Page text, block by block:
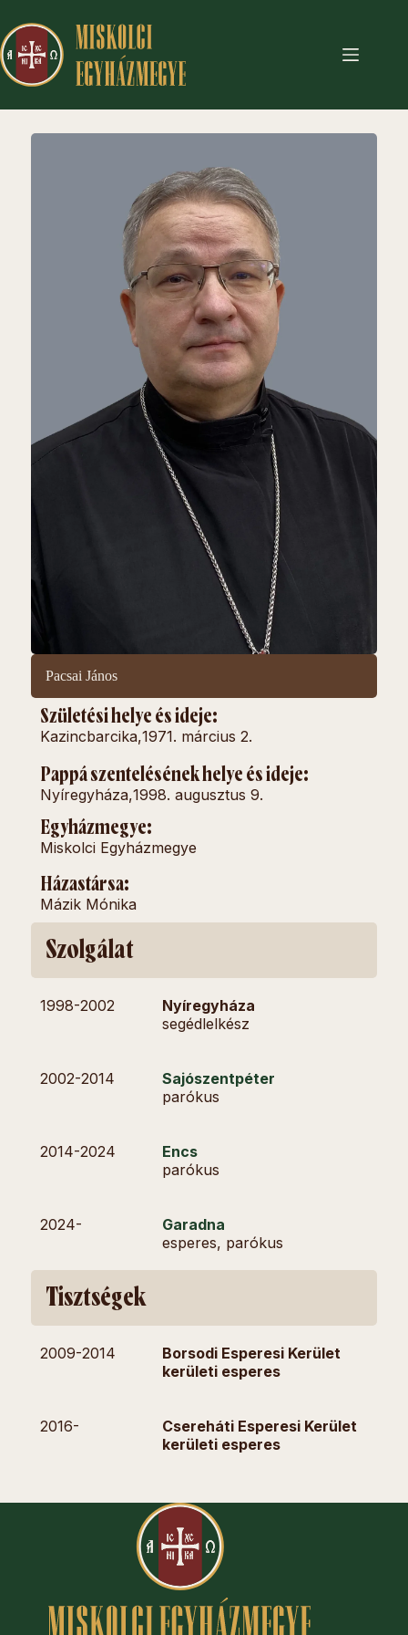
Pacsai János
Születési helye és ideje:
Kazincbarcika,1971. március 2.
Pappá szentelésének helye és ideje:
Nyíregyháza,1998. augusztus 9.
Egyházmegye:
Miskolci Egyházmegye
Házastársa:
Mázik Mónika
Szolgálat
1998-2002
Nyíregyháza
segédlelkész
2002-2014
Sajószentpéter
parókus
2014-2024
Encs
parókus
2024-
Garadna
esperes, parókus
Tisztségek
2009-2014
Borsodi Esperesi Kerület
kerületi esperes
2016-
Csereháti Esperesi Kerület
kerületi esperes